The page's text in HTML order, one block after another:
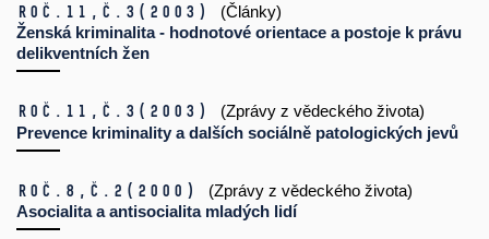
Roč.11, č.3 (2003)
(Články)
Ženská kriminalita - hodnotové orientace a postoje k právu
delikventních žen
Roč.11, č.3 (2003)
(Zprávy z vědeckého života)
Prevence kriminality a dalších sociálně patologických jevů
Roč.8, č.2 (2000)
(Zprávy z vědeckého života)
Asocialita a antisocialita mladých lidí